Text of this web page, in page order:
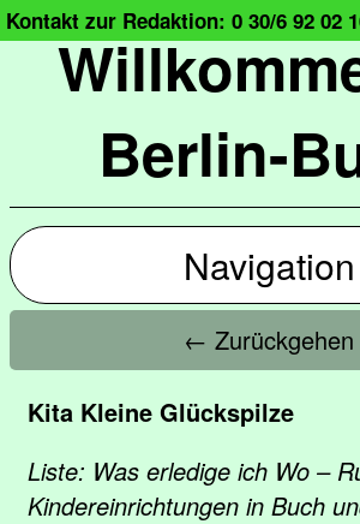
Berlin-
Kontakt zur Redaktion: 0 30/6 92 02
Navigation
← Zurückgehen
Kita Kleine Glückspilze
Liste: Was erledige ich Wo –
Kindereinrichtungen in Buch